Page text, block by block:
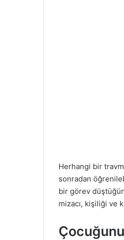
Herhangi bir
sonradan
bir görev
mizacı, kişiliği ve